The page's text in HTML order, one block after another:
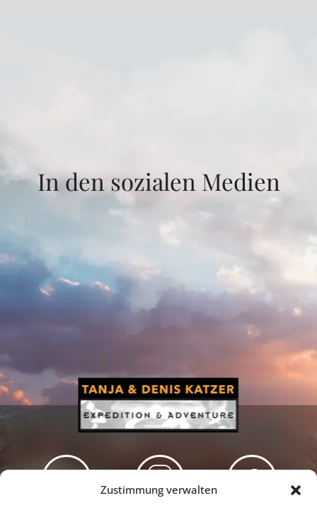
Zustimmung verwalten
In den sozialen Medien